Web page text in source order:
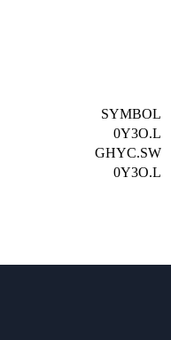
SYMBOL
0Y3O.L
GHYC.SW
0Y3O.L